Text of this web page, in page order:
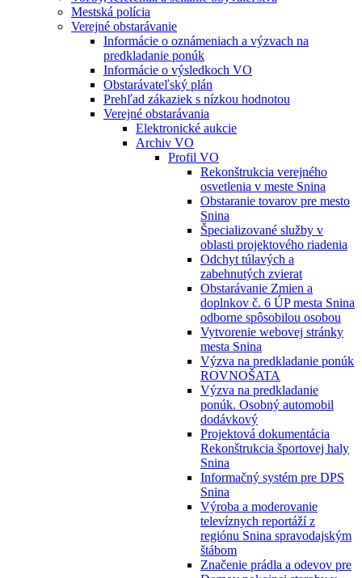
Mestská polícia
Verejné obstarávanie
Informácie o oznámeniach a výzvach na
predkladanie ponúk
Informácie o výsledkoch VO
Obstarávateľský plán
Prehľad zákaziek s nízkou hodnotou
Verejné obstarávania
Elektronické aukcie
Archiv VO
Profil VO
Rekonštrukcia verejného
osvetlenia v meste Snina
Obstaranie tovarov pre mesto
Snina
Špecializované služby v
oblasti projektového riadenia
Odchyt túlavých a
zabehnutých zvierat
Obstarávanie Zmien a
doplnkov č. 6 ÚP mesta Snina
odborne spôsobilou osobou
Vytvorenie webovej stránky
mesta Snina
Výzva na predkladanie ponúk
ROVNOŠATA
Výzva na predkladanie
ponúk. Osobný automobil
dodávkový
Projektová dokumentácia
Rekonštrukcia športovej haly
Snina
Informačný systém pre DPS
Snina
Výroba a moderovanie
televíznych reportáží z
regiónu Snina spravodajským
štábom
Značenie prádla a odevov pre